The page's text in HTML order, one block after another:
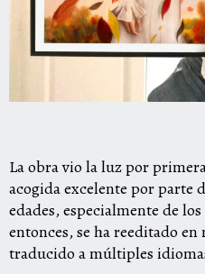
La obra vio la luz por
acogida excelente por parte
edades, especialmente de
entonces, se ha reeditado en
traducido a múltiples